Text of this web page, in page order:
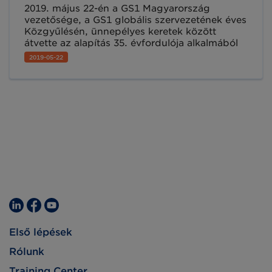
2019. május 22-én a GS1 Magyarország
vezetősége, a GS1 globális szervezetének éves
Közgyűlésén, ünnepélyes keretek között
átvette az alapítás 35. évfordulója alkalmából
adományozott Emlékplakettet. Idén 35 éve
annak, hogy a Magyarországot képviselő
2019-05-22
Első lépések
Rólunk